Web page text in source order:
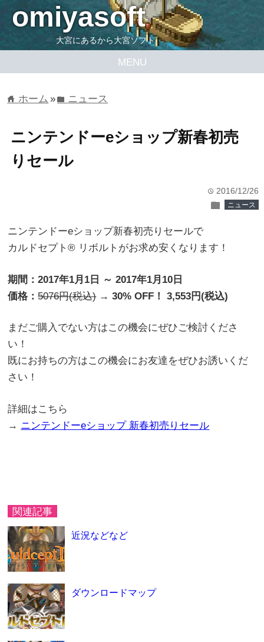
omiyasoft
大宮にあるから大宮ソフト
MENU
home ホーム »folder ニュース
ニンテンドーeショップ新春初売
りセール
time 2016/12/26
folder ニュース
ニンテンドーeショップ新春初売りセールで
カルドセプト® リボルトがお求め安くなります！
期間：2017年1月1日 ～ 2017年1月10日
価格：5076円(税込)→ 30% OFF！ 3,553円(税込)
まだご購入でない方はこの機会にぜひご検討くださ
い！
既にお持ちの方はこの機会にお友達をぜひお誘いくだ
さい！
詳細はこちら
→ ニンテンドーeショップ 新春初売りセール
関連記事
近況などなど
ダウンロードマップ